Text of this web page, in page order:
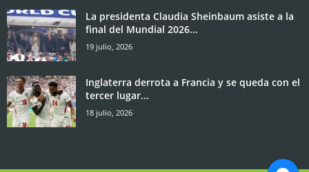
La presidenta Claudia Sheinbaum asiste a la
final del Mundial 2026...
19 julio, 2026
Inglaterra derrota a Francia y se queda con el
tercer lugar...
18 julio, 2026